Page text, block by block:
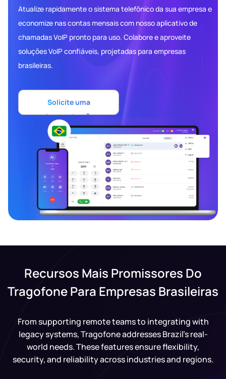
Atualize rapidamente o sistema telefônico da sua empresa e
economize nas contas mensais com nosso aplicativo de
chamadas VoIP pronto para uso. Colabore e aproveite
soluções VoIP confiáveis, projetadas para empresas
brasileiras.
Solicite uma
demonstração
Recursos Mais Promissores Do
Tragofone Para Empresas Brasileiras
From supporting remote teams to integrating with
legacy systems, Tragofone addresses Brazil’s real-
world needs. These features ensure flexibility,
security, and reliability across industries and regions.